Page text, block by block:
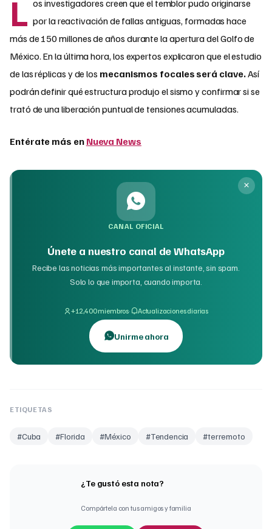
L os investigadores creen que el temblor pudo originarse
por la reactivación de fallas antiguas, formadas hace
más de 150 millones de años durante la apertura del Golfo de
México. En la última hora, los expertos explicaron que el estudio
de las réplicas y de los mecanismos focales será clave.Así
podrán definir qué estructura produjo el sismo y confirmar si se
trató de una liberación puntual de tensiones acumuladas.
Entérate más en Nueva News
CANAL OFICIAL
Únete a nuestro canal de WhatsApp
Recibe las noticias más importantes al instante, sin spam.
Solo lo que importa, cuando importa.
+12,400 miembros· Actualizaciones diarias
Unirme ahora
ETIQUETAS
#Cuba #Florida #México #Tendencia #terremoto
¿Te gustó esta nota?
Compártela con tus amigos y familia